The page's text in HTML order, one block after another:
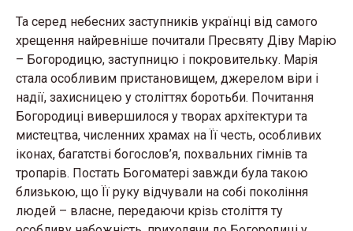
Та серед небесних заступників українці від самого
хрещення найревніше почитали Пресвяту Діву Марію
– Богородицю, заступницю і покровительку. Марія
стала особливим пристановищем, джерелом віри і
надії, захисницею у століттях боротьби. Почитання
Богородиці вивершилося у творах архітектури та
мистецтва, численних храмах на Її честь, особливих
іконах, багатстві богослов’я, похвальних гімнів та
тропарів. Постать Богоматері завжди була такою
близькою, що Її руку відчували на собі покоління
людей – власне, передаючи крізь століття ту